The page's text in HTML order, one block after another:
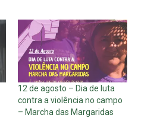
12 de agosto – Dia de luta
contra a violência no campo
– Marcha das Margaridas